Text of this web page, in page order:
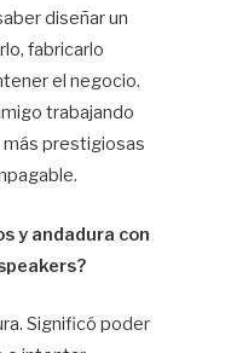
diseñar un
fabricarlo
el negocio.
trabajando
prestigiosas
y andadura con
Significó poder